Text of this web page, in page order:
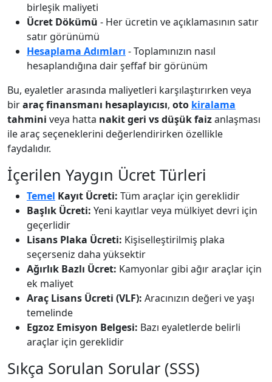
birleşik maliyeti
Ücret Dökümü - Her ücretin ve açıklamasının satır
satır görünümü
Hesaplama Adımları - Toplamınızın nasıl
hesaplandığına dair şeffaf bir görünüm
Bu, eyaletler arasında maliyetleri karşılaştırırken veya
biraraç finansmanı hesaplayıcısı, oto kiralama
tahmini veya hatta nakit geri vs düşük faizanlaşması
ile araç seçeneklerini değerlendirirken özellikle
faydalıdır.
İçerilen Yaygın Ücret Türleri
Temel Kayıt Ücreti: Tüm araçlar için gereklidir
Başlık Ücreti: Yeni kayıtlar veya mülkiyet devri için
geçerlidir
Lisans Plaka Ücreti: Kişiselleştirilmiş plaka
seçerseniz daha yüksektir
Ağırlık Bazlı Ücret: Kamyonlar gibi ağır araçlar için
ek maliyet
Araç Lisans Ücreti (VLF): Aracınızın değeri ve yaşı
temelinde
Egzoz Emisyon Belgesi: Bazı eyaletlerde belirli
araçlar için gereklidir
Sıkça Sorulan Sorular (SSS)